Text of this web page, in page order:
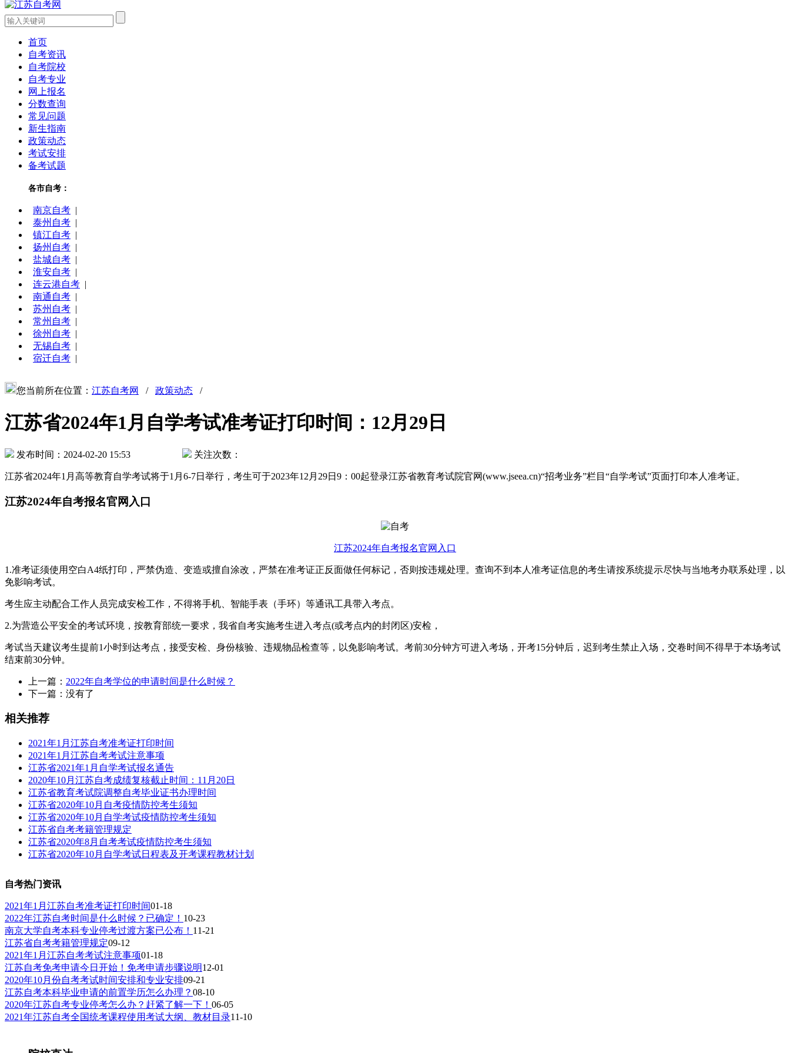
首页
自考资讯
自考院校
自考专业
网上报名
分数查询
常见问题
新生指南
政策动态
考试安排
备考试题
各市自考：
南京自考 |
泰州自考 |
镇江自考 |
扬州自考 |
盐城自考 |
淮安自考 |
连云港自考 |
南通自考 |
苏州自考 |
常州自考 |
徐州自考 |
无锡自考 |
宿迁自考 |
您当前所在位置： 江苏自考网 / 政策动态 /
江苏省2024年1月自学考试准考证打印时间：12月29日
发布时间：2024-02-20 15:53 关注次数：
江苏省2024年1月高等教育自学考试将于1月6-7日举行，考生可于2023年12月29日9：00起登录江苏省教育考试院官网(www.jseea.cn)“招考业务”栏目“自学考试”页面打印本人准考证。
江苏2024年自考报名官网入口
江苏2024年自考报名官网入口
1.准考证须使用空白A4纸打印，严禁伪造、变造或擅自涂改，严禁在准考证正反面做任何标记，否则按违规处理。查询不到本人准考证信息的考生请按系统提示尽快与当地考办联系处理，以
免影响考试。
考生应主动配合工作人员完成安检工作，不得将手机、智能手表（手环）等通讯工具带入考点。
2.为营造公平安全的考试环境，按教育部统一要求，我省自考实施考生进入考点(或考点内的封闭区)安检，
考试当天建议考生提前1小时到达考点，接受安检、身份核验、违规物品检查等，以免影响考试。考前30分钟方可进入考场，开考15分钟后，迟到考生禁止入场，交卷时间不得早于本场考试
结束前30分钟。
上一篇： 2022年自考学位的申请时间是什么时候？
下一篇：没有了
相关推荐
2021年1月江苏自考准考证打印时间
2021年1月江苏自考考试注意事项
江苏省2021年1月自学考试报名通告
2020年10月江苏自考成绩复核截止时间：11月20日
江苏省教育考试院调整自考毕业证书办理时间
江苏省2020年10月自考疫情防控考生须知
江苏省2020年10月自学考试疫情防控考生须知
江苏省自考考籍管理规定
江苏省2020年8月自考考试疫情防控考生须知
江苏省2020年10月自学考试日程表及开考课程教材计划
自考热门资讯
2021年1月江苏自考准考证打印时间01-18
2022年江苏自考时间是什么时候？已确定！ 10-23
南京大学自考本科专业停考过渡方案已公布！ 11-21
江苏省自考考籍管理规定09-12
2021年1月江苏自考考试注意事项01-18
江苏自考免考申请今日开始！免考申请步骤说明12-01
2020年10月份自考考试时间安排和专业安排09-21
江苏自考本科毕业申请的前置学历怎么办理？ 08-10
2020年江苏自考专业停考怎么办？赶紧了解一下！ 06-05
2021年江苏自考全国统考课程使用考试大纲、教材目录11-10